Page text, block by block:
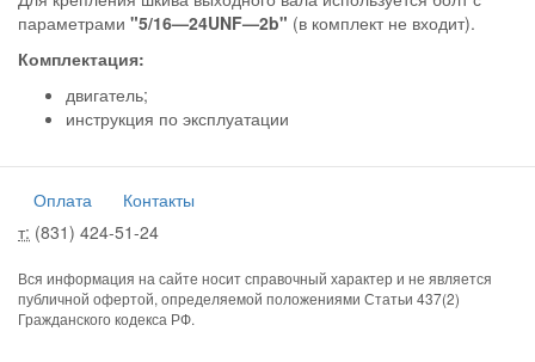
параметрами "5/16—24UNF—2b" (в комплект не входит).
Комплектация:
двигатель;
инструкция по эксплуатации
Оплата
Контакты
т: (831) 424-51-24
Вся информация на сайте носит справочный характер и не является
публичной офертой, определяемой положениями Статьи 437(2)
Гражданского кодекса РФ.